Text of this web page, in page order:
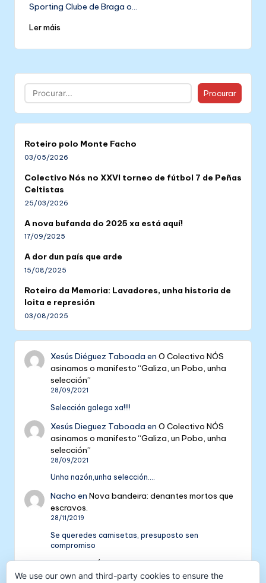
Sporting Clube de Braga o…
Ler máis
Buscar Procurar
Roteiro polo Monte Facho
03/05/2026
Colectivo Nós no XXVI torneo de fútbol 7 de Peñas
Celtistas
25/03/2026
A nova bufanda do 2025 xa está aquí!
17/09/2025
A dor dun país que arde
15/08/2025
Roteiro da Memoria: Lavadores, unha historia de
loita e represión
03/08/2025
Xesús Diéguez Taboada enO Colectivo NÓS
asinamos o manifesto “Galiza, un Pobo, unha
selección”
28/09/2021
Selección galega xa!!!!
Xesús Dieguez Taboada enO Colectivo NÓS
asinamos o manifesto “Galiza, un Pobo, unha
selección”
28/09/2021
Unha nazón,unha selección....
Nacho enNova bandeira: denantes mortos que
escravos.
28/11/2019
Se queredes camisetas, presuposto sen
compromiso
Colectivo NÓS: 5 anos de galeguismo e celtismo
| Colectivo NósenV Aniversario do Colectivo
We use our own and third-party cookies to ensure the